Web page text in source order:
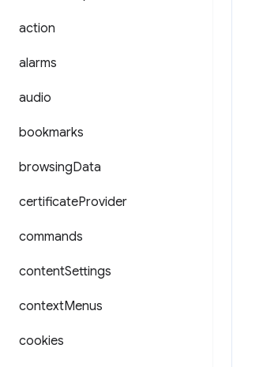
action
alarms
audio
bookmarks
browsingData
certificateProvider
commands
contentSettings
contextMenus
cookies